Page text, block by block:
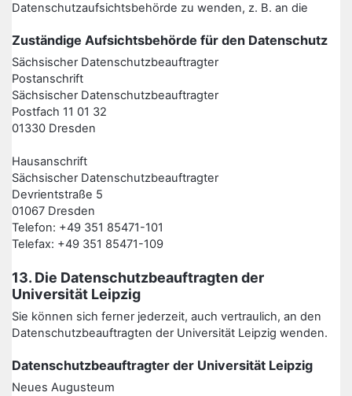
Datenschutzaufsichtsbehörde zu wenden, z. B. an die
Zuständige Aufsichtsbehörde für den Datenschutz
Sächsischer Datenschutzbeauftragter
Postanschrift
Sächsischer Datenschutzbeauftragter
Postfach 11 01 32
01330 Dresden
Hausanschrift
Sächsischer Datenschutzbeauftragter
Devrientstraße 5
01067 Dresden
Telefon: +49 351 85471-101
Telefax: +49 351 85471-109
13. Die Datenschutzbeauftragten der
Universität Leipzig
Sie können sich ferner jederzeit, auch vertraulich, an den
Datenschutzbeauftragten der Universität Leipzig wenden.
Datenschutzbeauftragter der Universität Leipzig
Neues Augusteum